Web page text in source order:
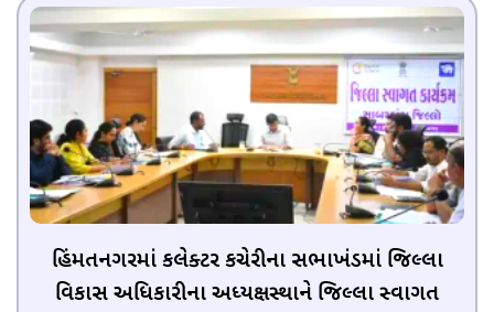
હિંમતનગરમાં કલેક્ટર કચેરીના સભાખંડમાં જિલ્લા
વિકાસ અધિકારીના અધ્યક્ષસ્થાને જિલ્લા સ્વાગત